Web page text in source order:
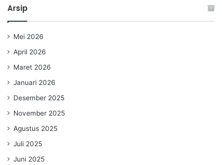
Arsip
Mei 2026
April 2026
Maret 2026
Januari 2026
Desember 2025
November 2025
Agustus 2025
Juli 2025
Juni 2025